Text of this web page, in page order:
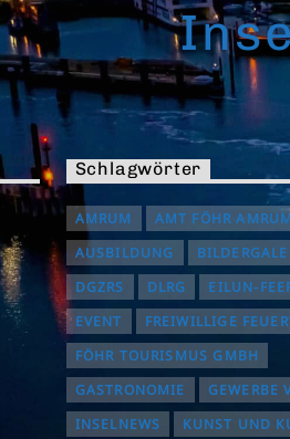
Schlagwörter
AMRUM
AMT FÖHR AMRUM
AUSBILDUNG
DGZRS
DLRG
EILUN-
EVENT
FREIWILLIGE
FÖHR TOURISMUS GMBH
GASTRONOMIE
GEWERBE
INSELNEWS
KUNST UND